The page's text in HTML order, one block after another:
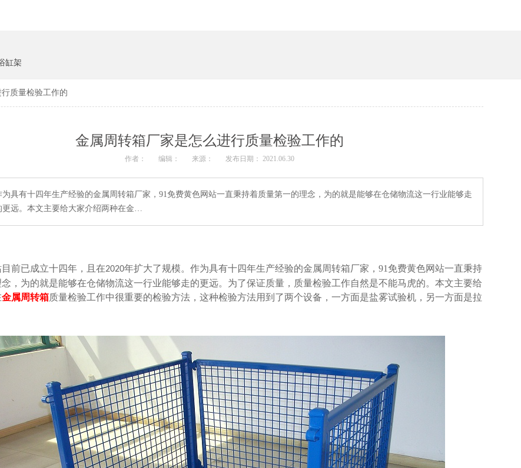
缸架
质量检验工作的
金属周转箱厂家是怎么进行质量检验工作的
作者： 编辑： 来源： 发布日期： 2021.06.30
为具有十四年生产经验的金属周转箱厂家，91免费黄色网站一直秉持着质量第一的理念，为的就是能够在仓储物流这一行业能够走
更远。本文主要给大家介绍两种在金…
前已成立十四年，且在2020年扩大了规模。作为具有十四年生产经验的金属周转箱厂家，91免费黄色网站一直秉持
，为的就是能够在仓储物流这一行业能够走的更远。为了保证质量，质量检验工作自然是不能马虎的。本文主要给
金属周转箱质量检验工作中很重要的检验方法，这种检验方法用到了两个设备，一方面是盐雾试验机，另一方面是拉